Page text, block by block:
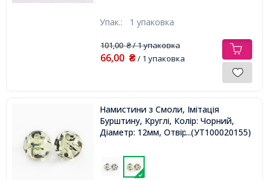
Упак.: 1 упаковка
101,00₴/ 1 упаковка
66,00 ₴/ 1 упаковка
Намистини з Смоли, Імітація
Бурштину, Круглі, Колір: Чорний,
Діаметр: 12мм, Отвір 2мм,...(УТ100020155)